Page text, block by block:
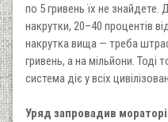
по 5 гривень їх не знайдете.
накрутки, 20–40 процентів
накрутка вища — треба
гривень, а на мільйони. Тоді
система діє у всіх
Уряд запровадив